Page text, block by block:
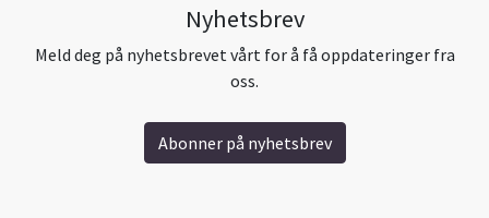
Nyhetsbrev
Meld deg på nyhetsbrevet vårt for å få oppdateringer fra
oss.
Abonner på nyhetsbrev